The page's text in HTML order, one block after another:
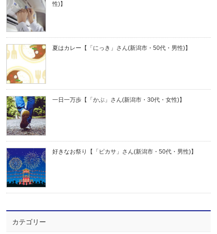
性)】
夏はカレー【「にっき」さん(新潟市・50代・男性)】
一日一万歩【「かぶ」さん(新潟市・30代・女性)】
好きなお祭り【「ピカサ」さん(新潟市・50代・男性)】
カテゴリー